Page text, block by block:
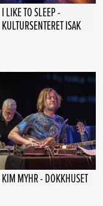
I LIKE TO SLEEP -
KULTURSENTERET ISAK
KIM MYHR - DOKKHUSET